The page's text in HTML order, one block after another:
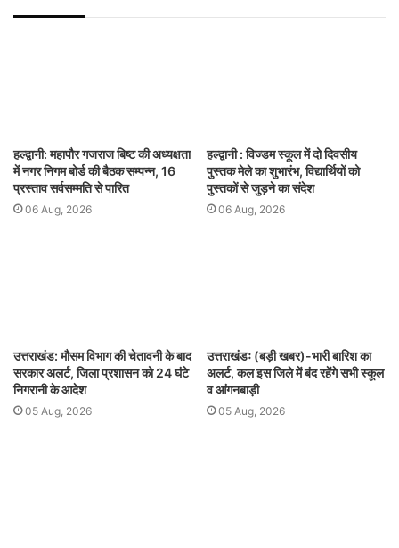
हल्द्वानी: महापौर गजराज बिष्ट की अध्यक्षता
में नगर निगम बोर्ड की बैठक सम्पन्न, 16
प्रस्ताव सर्वसम्मति से पारित
06 Aug, 2026
हल्द्वानी : विज्डम स्कूल में दो दिवसीय
पुस्तक मेले का शुभारंभ, विद्यार्थियों को
पुस्तकों से जुड़ने का संदेश
06 Aug, 2026
उत्तराखंड: मौसम विभाग की चेतावनी के बाद
सरकार अलर्ट, जिला प्रशासन को 24 घंटे
निगरानी के आदेश
05 Aug, 2026
उत्तराखंडः (बड़ी खबर)-भारी बारिश का
अलर्ट, कल इस जिले में बंद रहेंगे सभी स्कूल
व आंगनबाड़ी
05 Aug, 2026